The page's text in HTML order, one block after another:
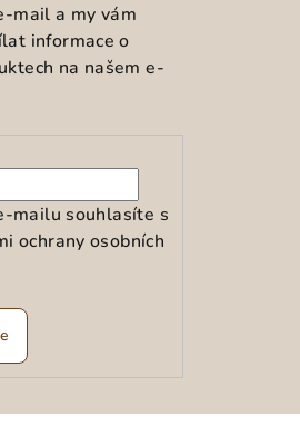
mail a my vám
informace o
na našem e-
mailu souhlasíte s
ochrany osobních